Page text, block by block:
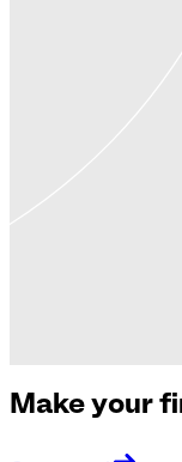
Make your